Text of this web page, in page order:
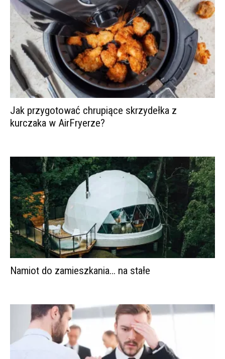
Jak przygotować chrupiące skrzydełka z
kurczaka w AirFryerze?
Namiot do zamieszkania… na stałe